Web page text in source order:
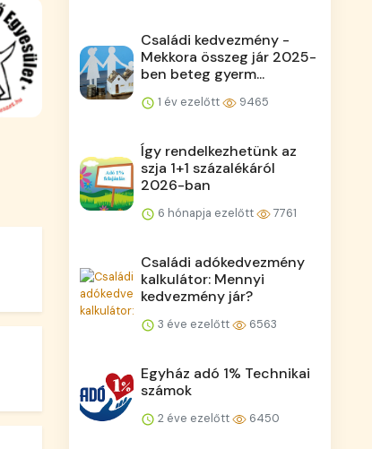
Családi kedvezmény -
Mekkora összeg jár 2025-
ben beteg gyerm...
1 év ezelőtt 9465
Így rendelkezhetünk az
szja 1+1 százalékáról
2026-ban
6 hónapja ezelőtt 7761
Családi adókedvezmény
kalkulátor: Mennyi
kedvezmény jár?
3 éve ezelőtt 6563
Egyház adó 1% Technikai
számok
2 éve ezelőtt 6450